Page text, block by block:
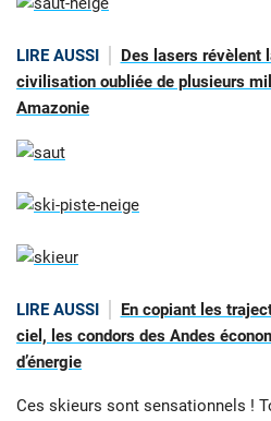
LIRE AUSSI
Des lasers révèlent
civilisation oubliée de plusieurs
Amazonie
LIRE AUSSI
En copiant les
ciel, les condors des Andes
d’énergie
Ces skieurs sont sensationnels !